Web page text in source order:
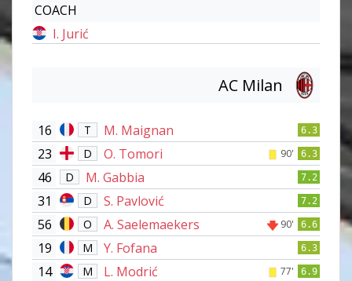
COACH
I. Jurić
AC Milan
16 T M. Maignan 6.3
23 D O. Tomori 90' 6.3
46 D M. Gabbia 7.2
31 D S. Pavlović 7.2
56 O A. Saelemaekers 90' 6.6
19 M Y. Fofana 6.3
14 M L. Modrić 77' 6.9